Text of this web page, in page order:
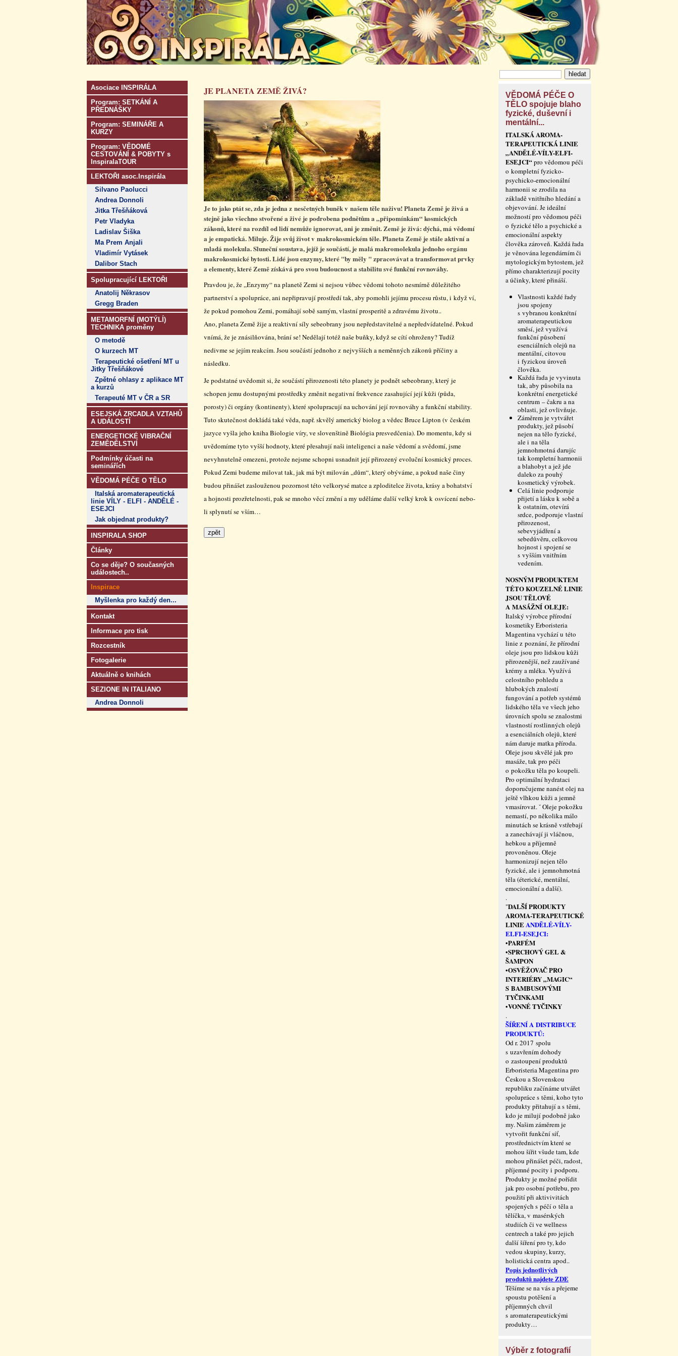
Asociace INSPIRÁLA
Program: SETKÁNÍ A
PŘEDNÁŠKY
Program: SEMINÁŘE A
KURZY
Program: VĚDOMÉ
CESTOVÁNÍ & POBYTY s
InspiralaTOUR
LEKTOŘI asoc.Inspirála
Silvano Paolucci
Andrea Donnoli
Jitka Třešňáková
Petr Vladyka
Ladislav Šiška
Ma Prem Anjali
Vladimír Vytásek
Dalibor Stach
Spolupracující LEKTOŘI
Anatolij Někrasov
Gregg Braden
METAMORFNÍ (MOTÝLÍ)
TECHNIKA proměny
O metodě
O kurzech MT
Terapeutické ošetření MT u
Jitky Třešňákové
Zpětné ohlasy z aplikace MT
a kurzů
Terapeuté MT v ČR a SR
ESEJSKÁ ZRCADLA VZTAHŮ
A UDÁLOSTÍ
ENERGETICKÉ VIBRAČNÍ
ZEMĚDĚLSTVÍ
Podmínky účasti na
seminářích
VĚDOMÁ PÉČE O TĚLO
Italská aromaterapeutická
linie VÍLY - ELFI - ANDĚLÉ -
ESEJCI
Jak objednat produkty?
INSPIRALA SHOP
Články
Co se děje? O současných
událostech..
Inspirace
Myšlenka pro každý den...
Kontakt
Informace pro tisk
Rozcestník
Fotogalerie
Aktuálně o knihách
SEZIONE IN ITALIANO
Andrea Donnoli
JE PLANETA ZEMĚ ŽIVÁ?
Je to jako ptát se, zda je jedna z nesčetných buněk v našem těle naživu! Planeta Země je živá a
stejně jako všechno stvořené a živé je podrobena podnětům a „připomínkám“ kosmických
zákonů, které na rozdíl od lidí nemůže ignorovat, ani je změnit. Země je živá: dýchá, má vědomí
a je empatická. Miluje. Žije svůj život v makrokosmickém těle. Planeta Země je stále aktivní a
mladá molekula. Sluneční soustava, jejíž je součástí, je malá makromolekula jednoho orgánu
makrokosmické bytosti. Lidé jsou enzymy, které "by měly " zpracovávat a transformovat prvky
a elementy, které Země získává pro svou budoucnost a stabilitu své funkční rovnováhy.
Pravdou je, že „Enzymy“ na planetě Zemi si nejsou vůbec vědomi tohoto nesmírně důležitého
partnerství a spolupráce, ani nepřipravují prostředí tak, aby pomohli jejímu procesu růstu, i když ví,
že pokud pomohou Zemi, pomáhají sobě samým, vlastní prosperitě a zdravému životu..
Ano, planeta Země žije a reaktivní síly sebeobrany jsou nepředstavitelné a nepředvídatelné. Pokud
vnímá, že je znásilňována, brání se! Nedělají totéž naše buňky, když se cítí ohroženy? Tudíž
nedivme se jejím reakcím. Jsou součástí jednoho z nejvyšších a neměnných zákonů příčiny a
následku.
Je podstatné uvědomit si, že součástí přirozenosti této planety je podnět sebeobrany, který je
schopen jemu dostupnými prostředky změnit negativní frekvence zasahující její kůži (půda,
porosty) či orgány (kontinenty), které spolupracují na uchování její rovnováhy a funkční stability.
Tuto skutečnost dokládá také věda, např. skvělý americký biolog a vědec Bruce Lipton (v českém
jazyce vyšla jeho kniha Biologie víry, ve slovenštině Biológia presvedčenia). Do momentu, kdy si
uvědomíme tyto vyšší hodnoty, které přesahují naši inteligenci a naše vědomí a svědomí, jsme
nevyhnutelně omezeni, protože nejsme schopni usnadnit její přirozený evoluční kosmický proces.
Pokud Zemi budeme milovat tak, jak má být milován „dům“, který obýváme, a pokud naše činy
budou přinášet zaslouženou pozornost této velkorysé matce a zploditelce života, krásy a bohatství
a hojnosti prozřetelnosti, pak se mnoho věcí změní a my uděláme další velký krok k osvícení nebo-
li splynutí se vším…
VĚDOMÁ PÉČE O
TĚLO spojuje blaho
fyzické, duševní i
mentální...
ITALSKÁ AROMA-
TERAPEUTICKÁ LINIE
„ANDĚLÉ-VÍLY-ELFI-
ESEJCI“pro vědomou péči
o kompletní fyzicko-
psychicko-emocionální
harmonii se zrodila na
základě vnitřního hledání a
objevování. Je ideální
možností pro vědomou péči
o fyzické tělo a psychické a
emocionální aspekty
člověka zároveň. Každá řada
je věnována legendárním či
mytologickým bytostem, jež
přímo charakterizují pocity
a účinky, které přináší.
Vlastnosti každé řady
jsou spojeny
s vybranou konkrétní
aromaterapeutickou
směsí, jež využívá
funkční působení
esenciálních olejů na
mentální, citovou
i fyzickou úroveň
člověka.
Každá řada je vyvinuta
tak, aby působila na
konkrétní energetické
centrum – čakru a na
oblasti, jež ovlivňuje.
Záměrem je vytvářet
produkty, jež působí
nejen na tělo fyzické,
ale i na těla
jemnohmotná darujíc
tak kompletní harmonii
a blahobyt a jež jde
daleko za pouhý
kosmetický výrobek.
Celá linie podporuje
přijetí a lásku k sobě a
k ostatním, otevírá
srdce, podporuje vlastní
přirozenost,
sebevyjádření a
sebedůvěru, celkovou
hojnost i spojení se
s vyšším vnitřním
vedením.
NOSNÝM PRODUKTEM
TÉTO KOUZELNÉ LINIE
JSOU TĚLOVÉ
A MASÁŽNÍ OLEJE:
Italský výrobce přírodní
kosmetiky Erboristeria
Magentina vychází u této
linie z poznání, že přírodní
oleje jsou pro lidskou kůži
přirozenější, než zaužívané
krémy a mléka. Využívá
celostního pohledu a
hlubokých znalostí
fungování a potřeb systémů
lidského těla ve všech jeho
úrovních spolu se znalostmi
vlastností rostlinných olejů
a esenciálních olejů, které
nám daruje matka příroda.
Oleje jsou skvělé jak pro
masáže, tak pro péči
o pokožku těla po koupeli.
Pro optimální hydrataci
doporučujeme nanést olej na
ještě vlhkou kůži a jemně
vmasírovat. ˇ Oleje pokožku
nemastí, po několika málo
minutách se krásně vstřebají
a zanechávají ji vláčnou,
hebkou a příjemně
provoněnou. Oleje
harmonizují nejen tělo
fyzické, ale i jemnohmotná
těla (éterické, mentální,
emocionální a další).
.
"DALŠÍ PRODUKTY
AROMA-TERAPEUTICKÉ
LINIEANDĚLÉ-VÍLY-
ELFI-ESEJCI:
•PARFÉM
•SPRCHOVÝ GEL &
ŠAMPON
•OSVĚŽOVAČ PRO
INTERIÉRY „MAGIC“
S BAMBUSOVÝMI
TYČINKAMI
•VONNÉ TYČINKY
.
ŠÍŘENÍ A DISTRIBUCE
PRODUKTŮ:
Od r. 2017 spolu
s uzavřením dohody
o zastoupení produktů
Erboristeria Magentina pro
Českou a Slovenskou
republiku začínáme utvářet
spolupráce s těmi, koho tyto
produkty přitahují a s těmi,
kdo je milují podobně jako
my. Našim záměrem je
vytvořit funkční síť,
prostřednictvím které se
mohou šířit všude tam, kde
mohou přinášet péči, radost,
příjemné pocity i podporu.
Produkty je možné pořídit
jak pro osobní potřebu, pro
použití při aktivivitách
spojených s péčí o těla a
tělíčka, v masérských
studiích či ve wellness
centrech a také pro jejich
další šíření pro ty, kdo
vedou skupiny, kurzy,
holistická centra apod..
Popis jednotlivých
produktů najdete ZDE
Těšíme se na vás a přejeme
spoustu potěšení a
příjemných chvil
s aromaterape­utickými
produkty…
Výběr z fotografií